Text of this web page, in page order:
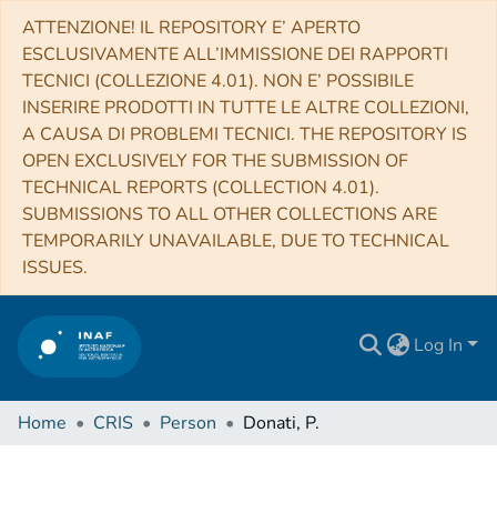
ATTENZIONE! IL REPOSITORY E’ APERTO
ESCLUSIVAMENTE ALL’IMMISSIONE DEI RAPPORTI
TECNICI (COLLEZIONE 4.01). NON E’ POSSIBILE
INSERIRE PRODOTTI IN TUTTE LE ALTRE COLLEZIONI,
A CAUSA DI PROBLEMI TECNICI. THE REPOSITORY IS
OPEN EXCLUSIVELY FOR THE SUBMISSION OF
TECHNICAL REPORTS (COLLECTION 4.01).
SUBMISSIONS TO ALL OTHER COLLECTIONS ARE
TEMPORARILY UNAVAILABLE, DUE TO TECHNICAL
ISSUES.
Log In
Home CRIS Person Donati, P.